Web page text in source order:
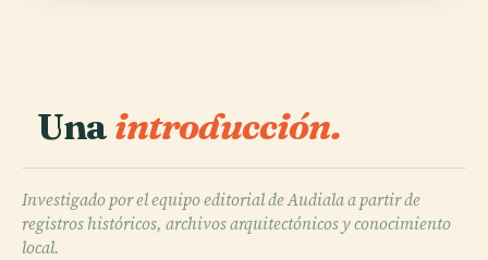
Unaintroducción.
Investigado por el equipo editorial de Audiala a partir de
registros históricos, archivos arquitectónicos y conocimiento
local.